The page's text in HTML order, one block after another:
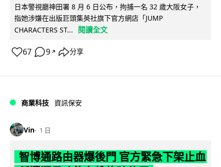
日本警視廳神田署 8 月 6 日公布，拘捕一名 32 歲大阪女子，
指她涉嫌在出版巨頭集英社旗下官方網店「JUMP
CHARACTERS ST...
閱讀全文
67 9 ↗ 分享
商業科技 資訊保安
Vin 1 日
智博通路由器爆後門 官方緊急下架止血